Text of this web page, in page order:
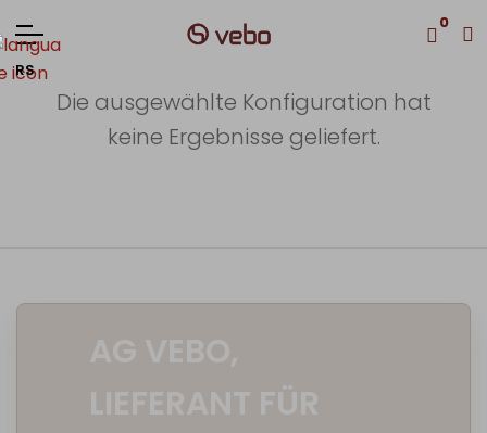
0
RS
Die ausgewählte Konfiguration hat
keine Ergebnisse geliefert.